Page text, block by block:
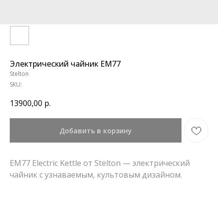
Электрический чайник EM77
Stelton
SKU:
13900,00 р.
Добавить в корзину
EM77 Electric Kettle от Stelton — электрический
чайник с узнаваемым, культовым дизайном.